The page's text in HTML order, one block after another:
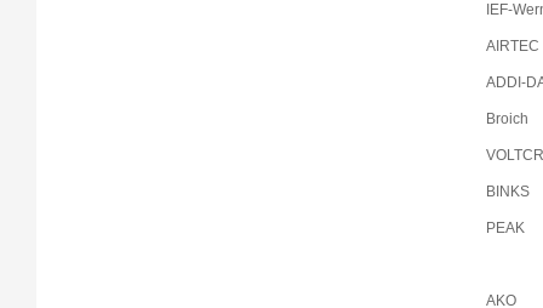
IEF-
AIRTEC
ADDI-
Broich
BINKS
PEAK
AKO